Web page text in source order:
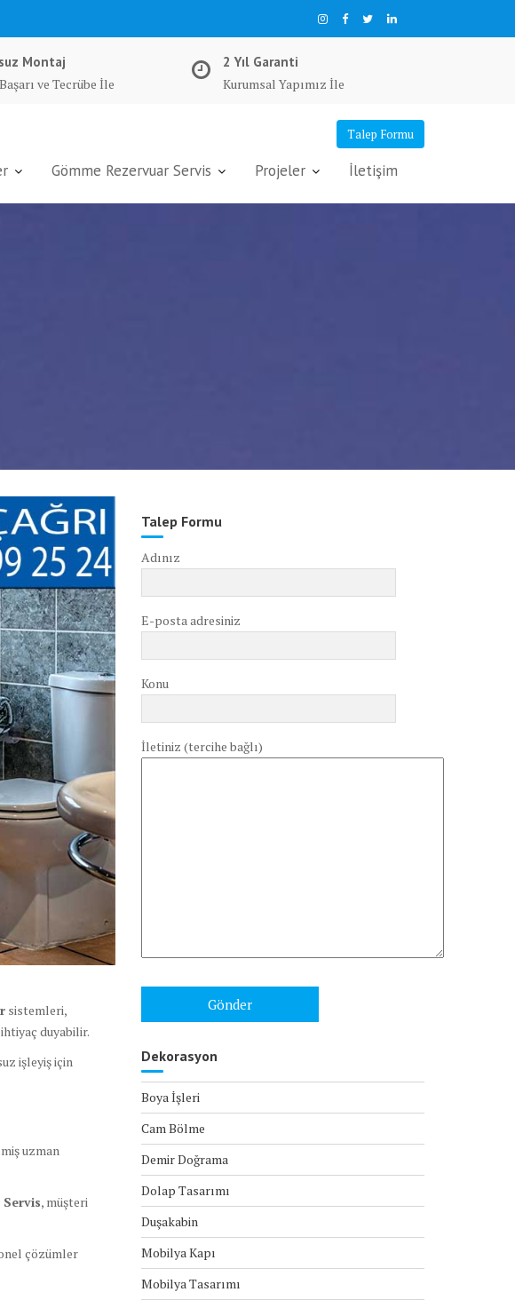
Montaj
ve Tecrübe İle
2 Yıl Garanti
Kurumsal Yapımız İle
Talep Formu
Gömme Rezervuar Servis Projeler İletişim
sistemleri,
duyabilir.
işleyiş için
uzman
Servis, müşteri
çözümler
Talep Formu
Adınız
E-posta adresiniz
Konu
İletiniz (tercihe bağlı)
Dekorasyon
Boya İşleri
Cam Bölme
Demir Doğrama
Dolap Tasarımı
Duşakabin
Mobilya Kapı
Mobilya Tasarımı